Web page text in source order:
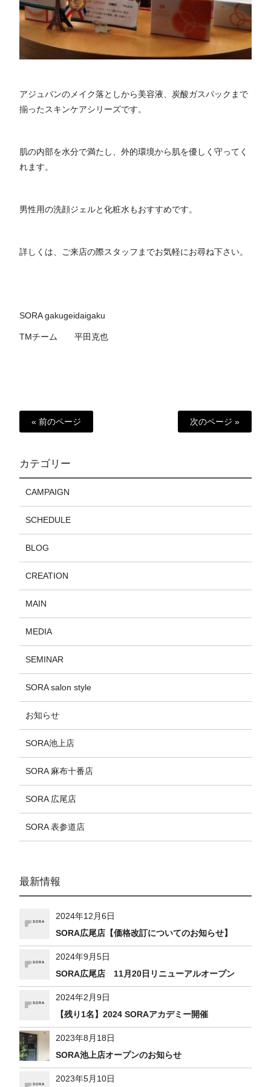
アジュバンのメイク落としから美容液、炭酸ガスパックまで
揃ったスキンケアシリーズです。
肌の内部を水分で満たし、外的環境から肌を優しく守ってく
れます。
男性用の洗顔ジェルと化粧水もおすすめです。
詳しくは、ご来店の際スタッフまでお気軽にお尋ね下さい。
SORA gakugeidaigaku
TMチーム 平田克也
« 前のページ 次のページ »
カテゴリー
CAMPAIGN
SCHEDULE
BLOG
CREATION
MAIN
MEDIA
SEMINAR
SORA salon style
お知らせ
SORA池上店
SORA 麻布十番店
SORA 広尾店
SORA 表参道店
最新情報
2024年12月6日
SORA広尾店【価格改訂についてのお知らせ】
2024年9月5日
SORA広尾店 11月20日リニューアルオープン
2024年2月9日
【残り1名】2024 SORAアカデミー開催
2023年8月18日
SORA池上店オープンのお知らせ
2023年5月10日